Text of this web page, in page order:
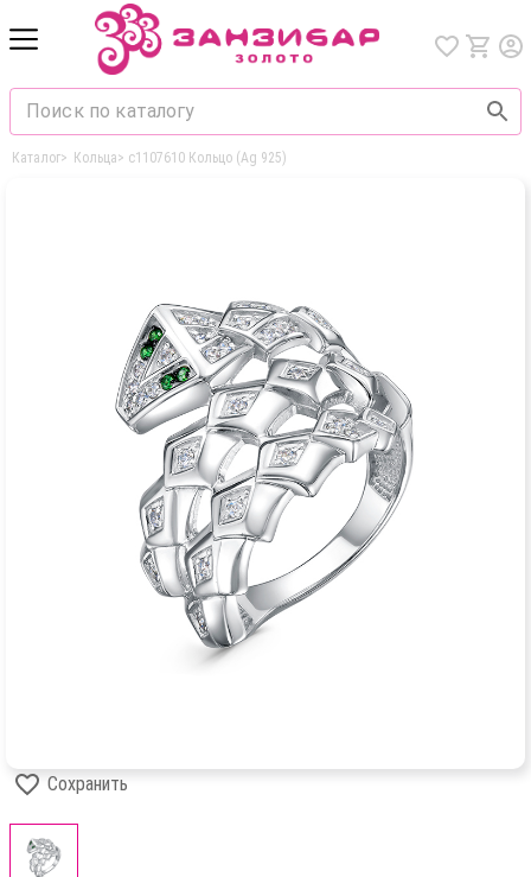
Каталог> Кольца> с1107610 Кольцо (Ag 925)
Сохранить